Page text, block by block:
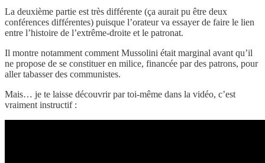
La deuxième partie est très différente (ça aurait pu être deux
conférences différentes) puisque l’orateur va essayer de faire le lien
entre l’histoire de l’extrême-droite et le patronat.
Il montre notamment comment Mussolini était marginal avant qu’il
ne propose de se constituer en milice, financée par des patrons, pour
aller tabasser des communistes.
Mais… je te laisse découvrir par toi-même dans la vidéo, c’est
vraiment instructif :